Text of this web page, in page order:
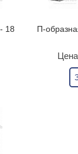
18 П-